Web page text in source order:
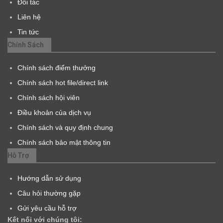
Đối tác
Liên hệ
Tin tức
Chính Sách
Chính sách điểm thưởng
Chính sách hot file/direct link
Chính sách hội viên
Điều khoản của dịch vụ
Chính sách và quy định chung
Chính sách bảo mật thông tin
Hỗ Trợ
Hướng dẫn sử dụng
Câu hỏi thường gặp
Gửi yêu cầu hỗ trợ
Kết nối với chúng tôi: